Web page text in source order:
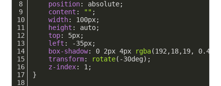
position: absolute;
content : "" ;
width: 100px;
height : auto;
top: 5px;
left : -35px;
box-shadow: 0 2px 4px rgba(192,18,19, 0.4);
transform: rotate(-30deg);
z-index: 1;
}